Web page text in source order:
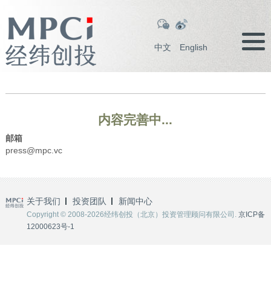
中文 English
内容完善中...
邮箱
press@mpc.vc
关于我们 投资团队 新闻中心
Copyright © 2008-2026经纬创投（北京）投资管理顾问有限公司. 京ICP备
12000623号-1